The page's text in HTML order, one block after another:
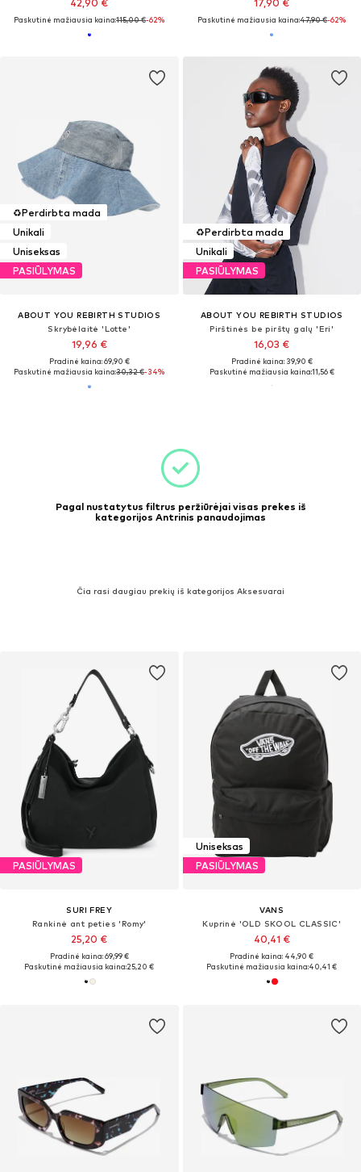
42,90 €
Paskutinė mažiausia kaina:115,00 €-62%
17,90 €
Paskutinė mažiausia kaina:47,90 €-62%
♻️Perdirbta mada
Unikali
Uniseksas
PASIŪLYMAS
ABOUT YOU REBIRTH STUDIOS
Skrybėlaitė 'Lotte'
19,96 €
Pradinė kaina: 69,90 €
Paskutinė mažiausia kaina:30,32 €-34%
♻️Perdirbta mada
Unikali
PASIŪLYMAS
ABOUT YOU REBIRTH STUDIOS
Pirštinės be pirštų galų 'Eri'
16,03 €
Pradinė kaina: 39,90 €
Paskutinė mažiausia kaina:11,56 €
Pagal nustatytus filtrus peržiūrėjai visas prekes iš
kategorijos Antrinis panaudojimas
Čia rasi daugiau prekių iš kategorijos Aksesuarai
PASIŪLYMAS
SURI FREY
Rankinė ant peties 'Romy'
25,20 €
Pradinė kaina: 69,99 €
Paskutinė mažiausia kaina:25,20 €
Uniseksas
PASIŪLYMAS
VANS
Kuprinė 'OLD SKOOL CLASSIC'
40,41 €
Pradinė kaina: 44,90 €
Paskutinė mažiausia kaina:40,41 €